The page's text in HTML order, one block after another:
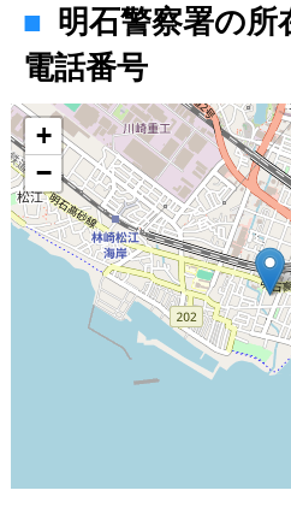
明石警察署の所
電話番号
地図
+
−